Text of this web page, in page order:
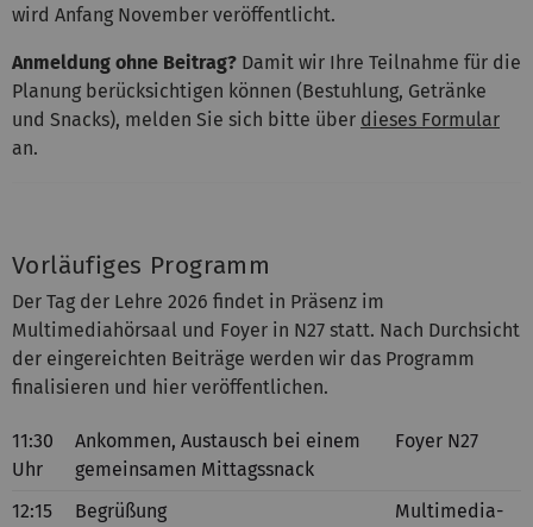
wird Anfang November veröffentlicht.
Anmeldung ohne Beitrag? Damit wir Ihre Teilnahme für die
Planung berücksichtigen können (Bestuhlung, Getränke
und Snacks), melden Sie sich bitte über dieses Formular
an.
Vorläufiges Programm
Der Tag der Lehre 2026 findet in Präsenz im
Multimediahörsaal und Foyer in N27 statt. Nach Durchsicht
der eingereichten Beiträge werden wir das Programm
finalisieren und hier veröffentlichen.
11:30
Uhr
Ankommen, Austausch bei einem
gemeinsamen Mittagssnack
Foyer N27
12:15
Begrüßung
Multimedia-